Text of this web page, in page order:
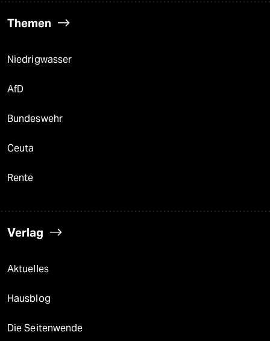
Themen
Niedrigwasser
AfD
Bundeswehr
Ceuta
Rente
Verlag
Aktuelles
Hausblog
Die Seitenwende